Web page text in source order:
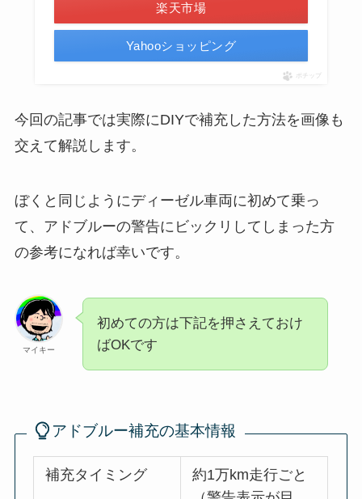
楽天市場
Yahooショッピング
ポチップ
今回の記事では実際にDIYで補充した方法を画像も
交えて解説します。
ぼくと同じようにディーゼル車両に初めて乗っ
て、アドブルーの警告にビックリしてしまった方
の参考になれば幸いです。
マイキー
初めての方は下記を押さえておけ
ばOKです
アドブルー補充の基本情報
補充タイミング
約1万km走行ごと